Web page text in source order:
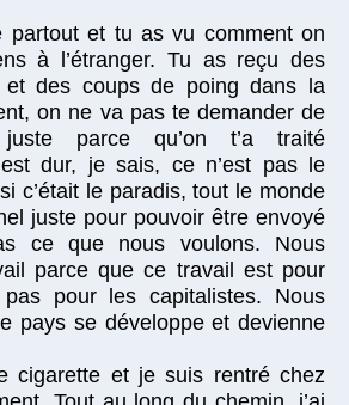
partout et tu as vu comment on
à l’étranger. Tu as reçu des
des coups de poing dans la
on ne va pas te demander de
parce qu’on t’a traité
dur, je sais, ce n’est pas le
c’était le paradis, tout le monde
juste pour pouvoir être envoyé
ce que nous voulons. Nous
parce que ce travail est pour
pour les capitalistes. Nous
pays se développe et devienne
cigarette et je suis rentré chez